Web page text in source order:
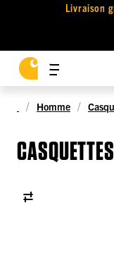
Livraison
Homme